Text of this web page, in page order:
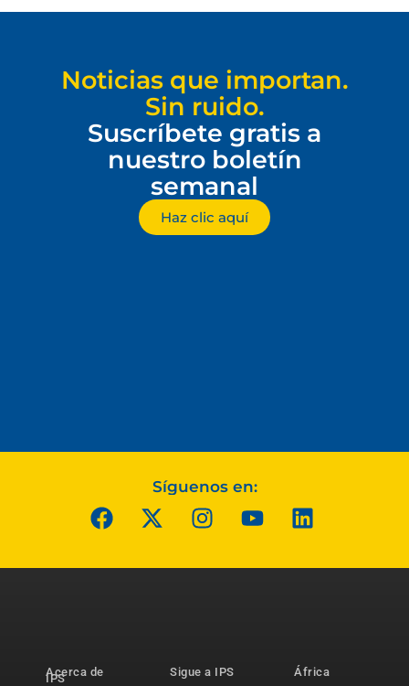
Noticias que importan.
Sin ruido.
Suscríbete gratis a
nuestro boletín
semanal
Haz clic aquí
Síguenos en:
Acerca de
IPS
Sigue a IPS
África